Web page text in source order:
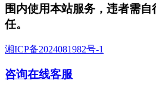
围内使用本站服务，违者需
任。
湘ICP备2024081982号-1
咨询在线客服